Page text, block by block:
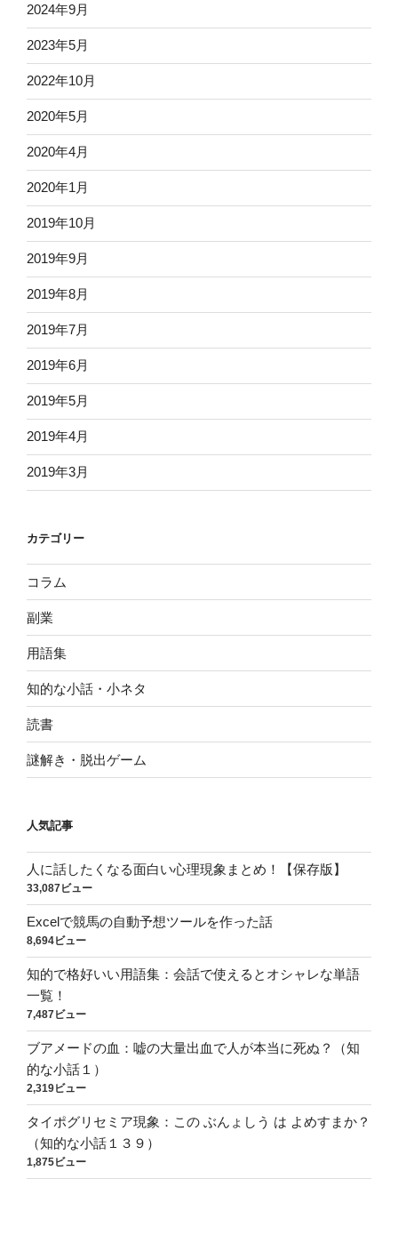
2024年9月
2023年5月
2022年10月
2020年5月
2020年4月
2020年1月
2019年10月
2019年9月
2019年8月
2019年7月
2019年6月
2019年5月
2019年4月
2019年3月
カテゴリー
コラム
副業
用語集
知的な小話・小ネタ
読書
謎解き・脱出ゲーム
人気記事
人に話したくなる面白い心理現象まとめ！【保存版】
33,087ビュー
Excelで競馬の自動予想ツールを作った話
8,694ビュー
知的で格好いい用語集：会話で使えるとオシャレな単語
一覧！
7,487ビュー
ブアメードの血：嘘の大量出血で人が本当に死ぬ？（知
的な小話１）
2,319ビュー
タイポグリセミア現象：この ぶんょしう は よめすまか？
（知的な小話１３９）
1,875ビュー